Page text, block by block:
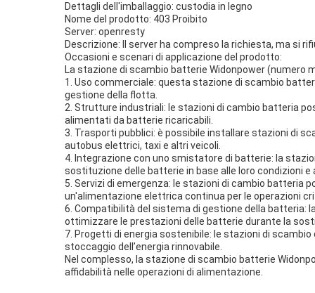
Dettagli dell'imballaggio: custodia in legno
Nome del prodotto: 403 Proibito
Server: openresty
Descrizione: Il server ha compreso la richiesta, ma si
Occasioni e scenari di applicazione del prodotto:
La stazione di scambio batterie Widonpower (numero
1. Uso commerciale: questa stazione di scambio
gestione della flotta.
2. Strutture industriali: le stazioni di cambio batteria
alimentati da batterie ricaricabili.
3. Trasporti pubblici: è possibile installare stazioni di
autobus elettrici, taxi e altri veicoli.
4. Integrazione con uno smistatore di batterie: la
sostituzione delle batterie in base alle loro condizioni e
5. Servizi di emergenza: le stazioni di cambio batteria
un'alimentazione elettrica continua per le operazioni
6. Compatibilità del sistema di gestione della batteria:
ottimizzare le prestazioni delle batterie durante la
7. Progetti di energia sostenibile: le stazioni di
stoccaggio dell’energia rinnovabile.
Nel complesso, la stazione di scambio batterie
affidabilità nelle operazioni di alimentazione.